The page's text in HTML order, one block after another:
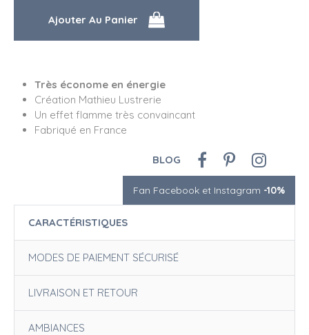
Très économe en énergie
Création Mathieu Lustrerie
Un effet flamme très convaincant
Fabriqué en France
BLOG
Fan Facebook et Instagram -10%
CARACTÉRISTIQUES
MODES DE PAIEMENT SÉCURISÉ
LIVRAISON ET RETOUR
AMBIANCES